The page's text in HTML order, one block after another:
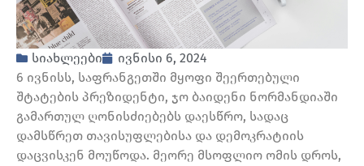
სიახლეები
ივნისი 6, 2024
6 ივნისს, საფრანგეთში მყოფი შეერთებული
შტატების პრეზიდენტი, ჯო ბაიდენი ნორმანდიაში
გამართულ ღონისძიებებს დაესწრო, სადაც
დამსწრეთ თავისუფლებისა და დემოკრატიის
დაცვისკენ მოუწოდა. მეორე მსოფლიო ომის დროს,